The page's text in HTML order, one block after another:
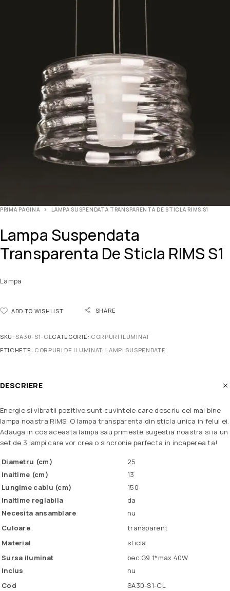
PRIMA PAGINĂ LAMPA SUSPENDATA TRANSPARENTA DE STICLA RIMS S1
Lampa Suspendata
Transparenta De Sticla RIMS S1
Lampa
ADD TO WISHLIST SHARE
SKU: SA30-S1-CLCATEGORIE: CORPURI ILUMINAT
ETICHETE: CORPURI DE ILUMINAT, LAMPI SUSPENDATE
DESCRIERE
Energie si vibratii pozitive sunt cuvintele care descriu cel mai bine
lampa noastra RIMS. O lampa transparenta din sticla unica in felul ei.
Adauga in cos aceasta lampa sau primeste sugestia noastra si ia un
set de 3 lampi care vor crea o sincronie perfecta in incaperea ta!
Diametru (cm)
25
Inaltime (cm)
13
Lungime cablu (cm)
150
Inaltime reglabila
da
Necesita ansamblare
nu
Culoare
transparent
Material
sticla
Sursa iluminat
bec G9 1*max 40W
Inclus
nu
Cod
SA30-S1-CL